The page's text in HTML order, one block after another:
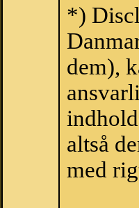
*)
dem),
altså
med